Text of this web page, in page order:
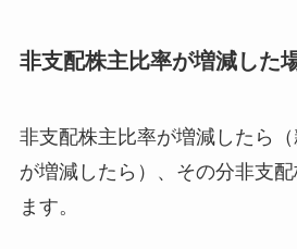
非支配株主比率が増減した
非支配株主比率が増減したら
が増減したら）、その分非支
ます。